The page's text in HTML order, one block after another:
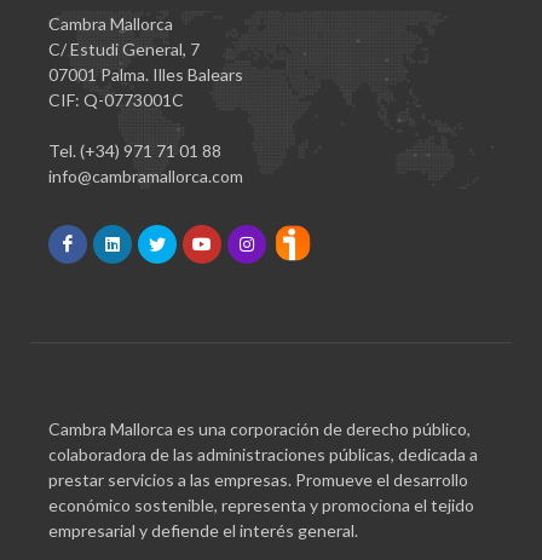
Cambra Mallorca
C/ Estudi General, 7
07001 Palma. Illes Balears
CIF: Q-0773001C
Tel. (+34) 971 71 01 88
info@cambramallorca.com
Cambra Mallorca es una corporación de derecho público,
colaboradora de las administraciones públicas, dedicada a
prestar servicios a las empresas. Promueve el desarrollo
económico sostenible, representa y promociona el tejido
empresarial y defiende el interés general.